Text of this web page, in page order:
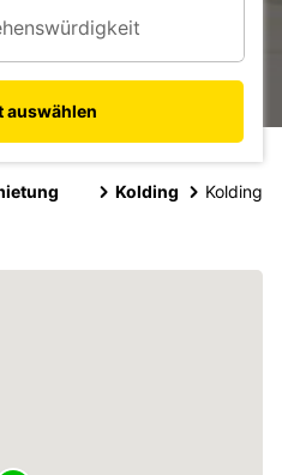
auswählen
Kolding Kolding